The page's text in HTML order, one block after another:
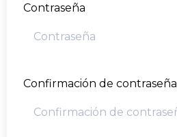
Contraseña
Confirmación de contraseña